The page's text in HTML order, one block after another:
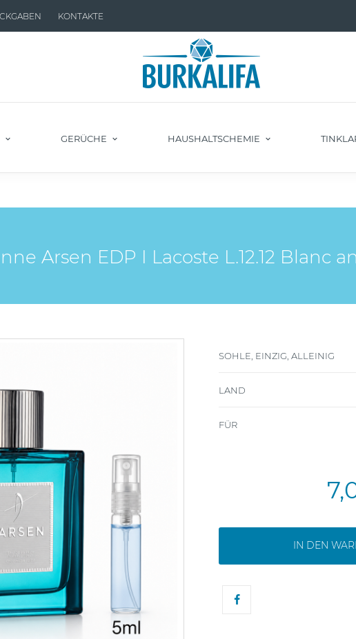
KONTAKTE
GERÜCHE HAUSHALTSCHEMIE
Arsen EDP I Lacoste L.12.12 Blanc
SOHLE, EINZIG, ALLEINIG
LAND
FÜR
IN DEN